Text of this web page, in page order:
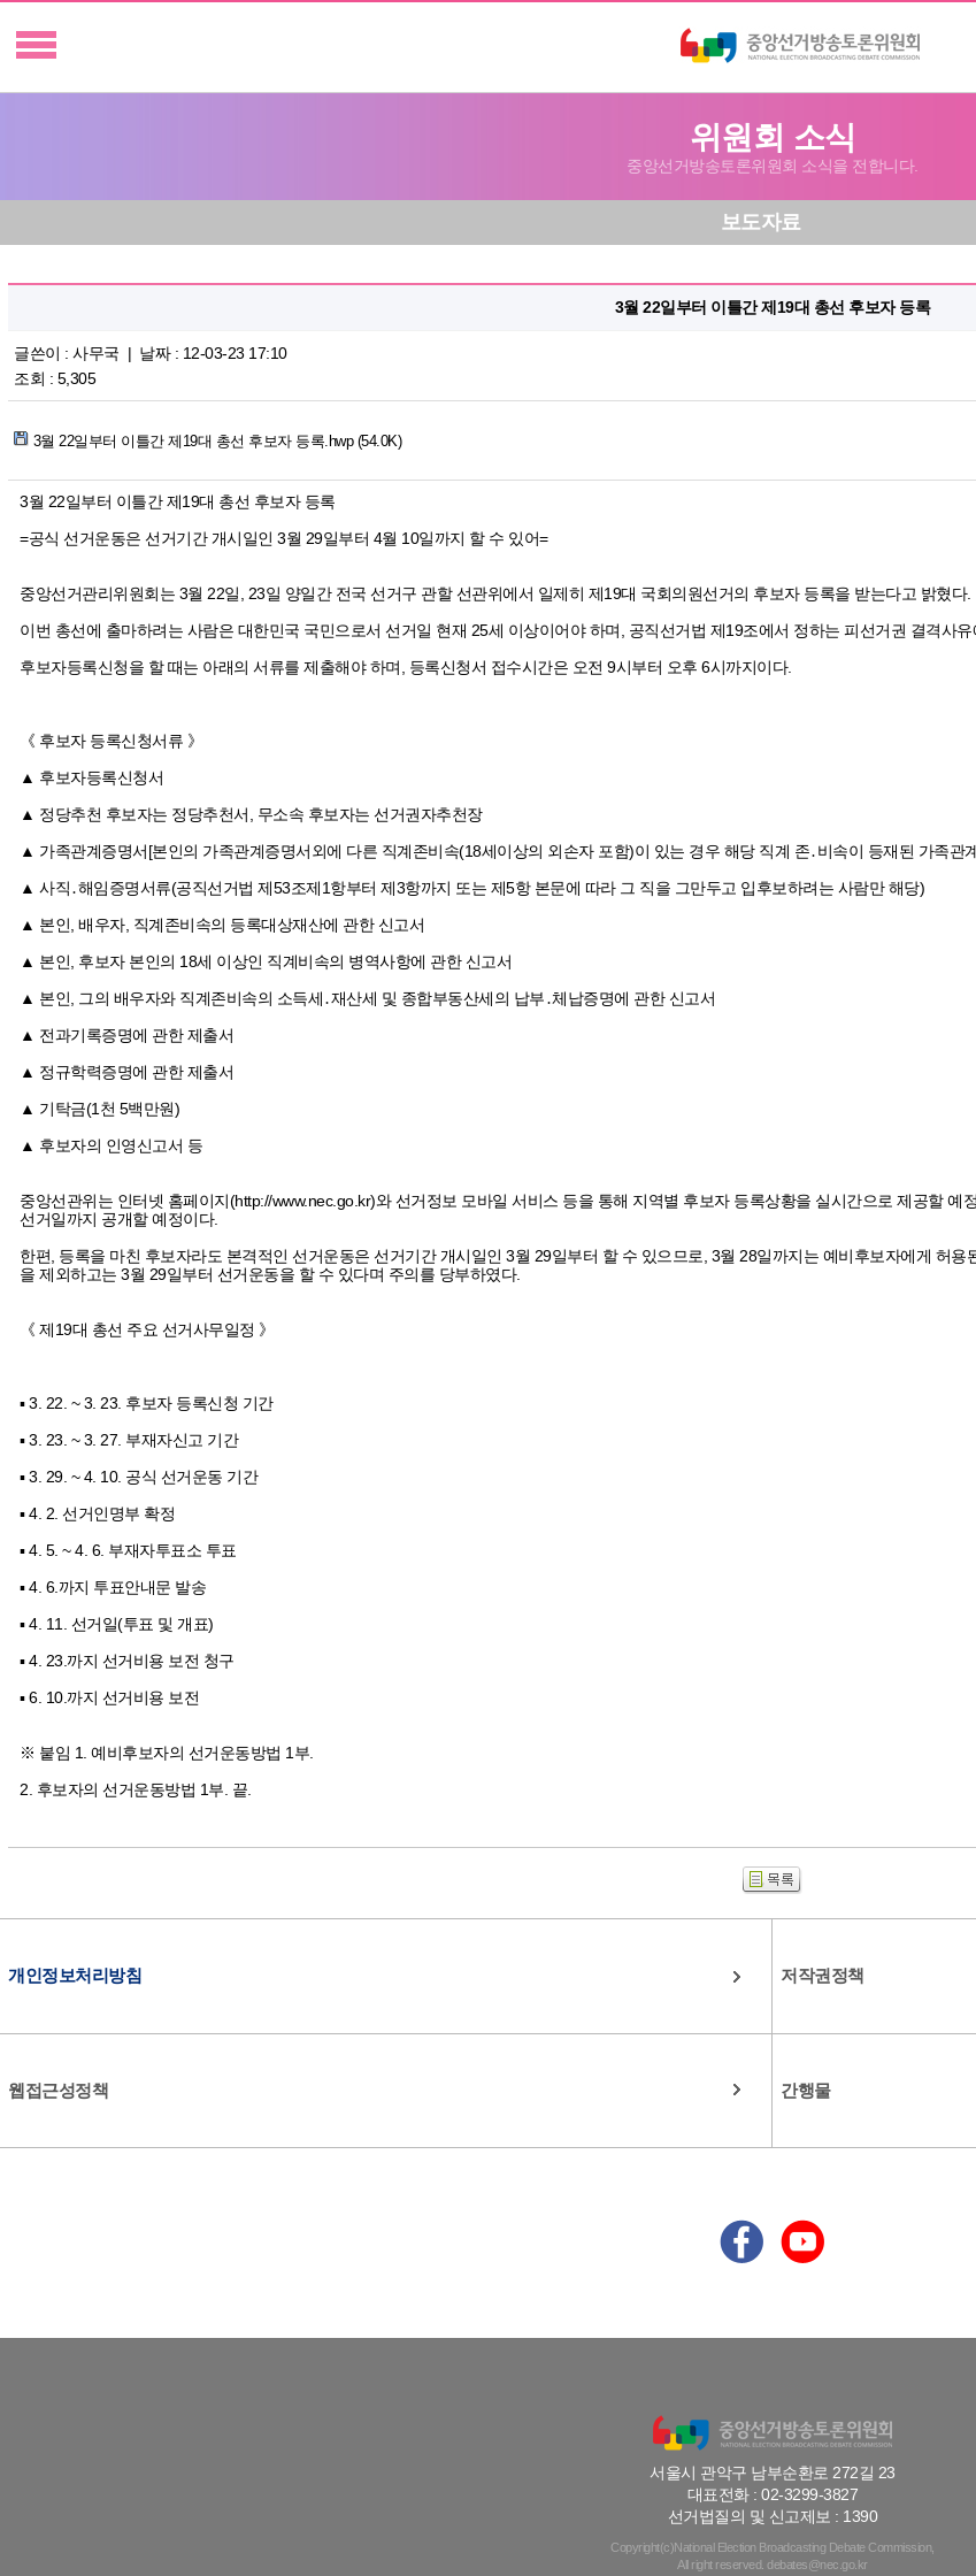
위원회 소식
중앙선거방송토론위원회 소식을 전합니다.
보도자료
3월 22일부터 이틀간 제19대 총선 후보자 등록
글쓴이 : 사무국 | 날짜 : 12-03-23 17:10
조회 : 5,305
3월 22일부터 이틀간 제19대 총선 후보자 등록.hwp (54.0K)
3월 22일부터 이틀간 제19대 총선 후보자 등록
=공식 선거운동은 선거기간 개시일인 3월 29일부터 4월 10일까지 할 수 있어=
중앙선거관리위원회는 3월 22일, 23일 양일간 전국 선거구 관할 선관위에서 일제히 제19대 국회의원선거의 후보자 등록을 받는다고 밝혔다.
이번 총선에 출마하려는 사람은 대한민국 국민으로서 선거일 현재 25세 이상이어야 하며, 공직선거법 제19조에서 정하는 피선거권 결격사
후보자등록신청을 할 때는 아래의 서류를 제출해야 하며, 등록신청서 접수시간은 오전 9시부터 오후 6시까지이다.
《 후보자 등록신청서류 》
▲ 후보자등록신청서
▲ 정당추천 후보자는 정당추천서, 무소속 후보자는 선거권자추천장
▲ 가족관계증명서[본인의 가족관계증명서외에 다른 직계존비속(18세이상의 외손자 포함)이 있는 경우 해당 직계 존․비속이 등재된 가족관
▲ 사직․해임증명서류(공직선거법 제53조제1항부터 제3항까지 또는 제5항 본문에 따라 그 직을 그만두고 입후보하려는 사람만 해당)
▲ 본인, 배우자, 직계존비속의 등록대상재산에 관한 신고서
▲ 본인, 후보자 본인의 18세 이상인 직계비속의 병역사항에 관한 신고서
▲ 본인, 그의 배우자와 직계존비속의 소득세․재산세 및 종합부동산세의 납부․체납증명에 관한 신고서
▲ 전과기록증명에 관한 제출서
▲ 정규학력증명에 관한 제출서
▲ 기탁금(1천 5백만원)
▲ 후보자의 인영신고서 등
중앙선관위는 인터넷 홈페이지(http://www.nec.go.kr)와 선거정보 모바일 서비스 등을 통해 지역별 후보자 등록상황을 실시간으로 제공할
선거일까지 공개할 예정이다.
한편, 등록을 마친 후보자라도 본격적인 선거운동은 선거기간 개시일인 3월 29일부터 할 수 있으므로, 3월 28일까지는 예비후보자에게 허
을 제외하고는 3월 29일부터 선거운동을 할 수 있다며 주의를 당부하였다.
《 제19대 총선 주요 선거사무일정 》
▪ 3. 22. ~ 3. 23. 후보자 등록신청 기간
▪ 3. 23. ~ 3. 27. 부재자신고 기간
▪ 3. 29. ~ 4. 10. 공식 선거운동 기간
▪ 4. 2. 선거인명부 확정
▪ 4. 5. ~ 4. 6. 부재자투표소 투표
▪ 4. 6.까지 투표안내문 발송
▪ 4. 11. 선거일(투표 및 개표)
▪ 4. 23.까지 선거비용 보전 청구
▪ 6. 10.까지 선거비용 보전
※ 붙임 1. 예비후보자의 선거운동방법 1부.
2. 후보자의 선거운동방법 1부. 끝.
개인정보처리방침 저작권정책
웹접근성정책 간행물
서울시 관악구 남부순환로 272길 23
대표전화 : 02-3299-3827
선거법질의 및 신고제보 : 1390
Copyright(c)National Election Broadcasting Debate Commission,
All right reserved. debates@nec.go.kr